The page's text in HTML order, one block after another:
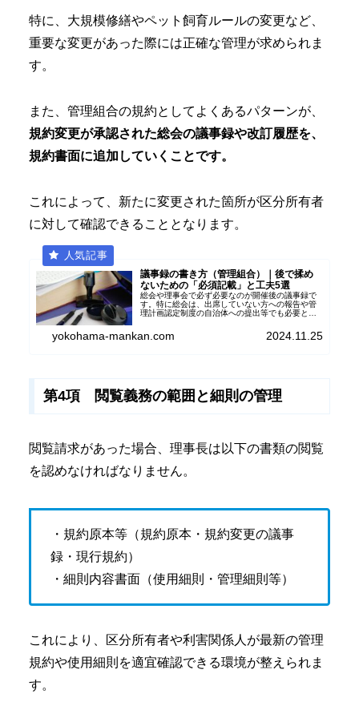
特に、大規模修繕やペット飼育ルールの変更など、
重要な変更があった際には正確な管理が求められま
す。
また、管理組合の規約としてよくあるパターンが、
規約変更が承認された総会の議事録や改訂履歴を、
規約書面に追加していくことです。
これによって、新たに変更された箇所が区分所有者
に対して確認できることとなります。
議事録の書き方（管理組合）｜後で揉め
ないための「必須記載」と工夫5選
総会や理事会で必ず必要なのが開催後の議事録で
す。特に総会は、出席していない方への報告や管
理計画認定制度の自治体への提出等でも必要とな
時に工夫したいポイント５つを含め議事録の記事
を紹介します。
yokohama-mankan.com 2024.11.25
第4項 閲覧義務の範囲と細則の管理
閲覧請求があった場合、理事長は以下の書類の閲覧
を認めなければなりません。
・規約原本等（規約原本・規約変更の議事
録・現行規約）
・細則内容書面（使用細則・管理細則等）
これにより、区分所有者や利害関係人が最新の管理
規約や使用細則を適宜確認できる環境が整えられま
す。